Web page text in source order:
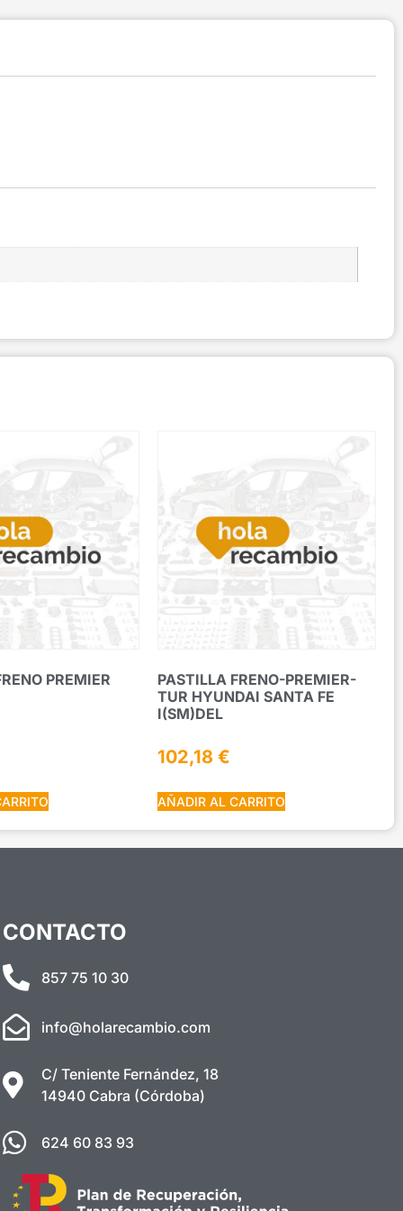
PREMIER
PASTILLA FRENO-PREMIER-
TUR HYUNDAI SANTA FE
I(SM)DEL
102,18€
AÑADIR AL CARRITO
CONTACTO
857 75 10 30
info@holarecambio.com
C/ Teniente Fernández, 18
14940 Cabra (Córdoba)
624 60 83 93